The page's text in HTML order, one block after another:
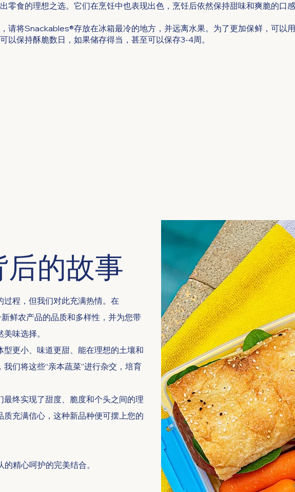
零食的理想之选。它们在烹饪中也表现出色，烹饪后依然保持甜味和爽脆的口
请将Snackables®存放在冰箱最冷的地方，并远离水果。为了更加保鲜，可以
以保持酥脆数日，如果储存得当，甚至可以保存3-4周。
后的故事
程，但我们对此充满热情。在
鲜农产品的品质和多样性，并为您带
味选择。
更小、味道更甜、能在理想的土壤和
们将这些“亲本蔬菜”进行杂交，培育
终实现了甜度、脆度和个头之间的理
充满信心，这种新品种便可摆上您的
精心呵护的完美结合。